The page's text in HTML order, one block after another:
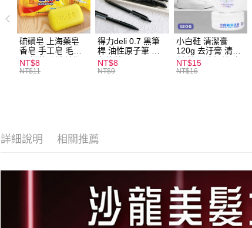
硫磺皂 上海藥皂
香皂 手工皂 毛囊
炎 抑菌除蟎 清潔
護膚 去油去痘 寵
NT$8
NT$11
得力deli 0.7 黑筆
桿 油性原子筆 黑
色筆芯 S304
NT$8
NT$9
小白鞋 清潔膏
120g 去汙膏 清潔
劑 鞋子 去汙漬 白
皮鞋 鞋油
NT$15
NT$16
詳細說明 相關推薦